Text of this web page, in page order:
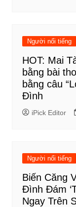
Người nổi tiếng
HOT: Mai
bằng bài
bằng câu
Đình
iPick Editor
Người nổi tiếng
Biến Căng
Đình Đám
Ngay Trên